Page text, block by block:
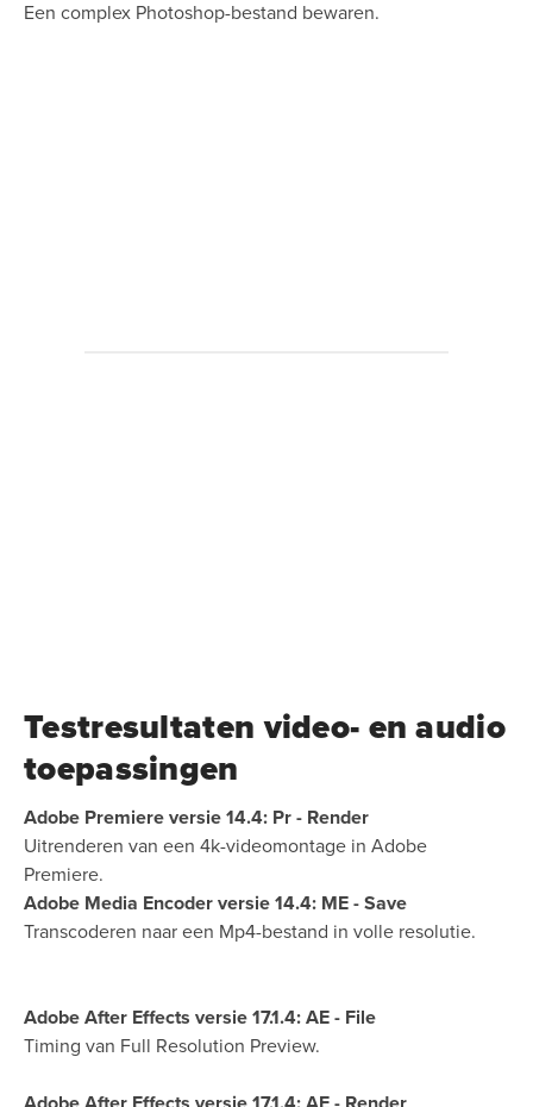
Een complex Photoshop-bestand bewaren.
Testresultaten video- en audio
toepassingen
Adobe Premiere versie 14.4: Pr - Render
Uitrenderen van een 4k-videomontage in Adobe
Premiere.
Adobe Media Encoder versie 14.4: ME - Save
Transcoderen naar een Mp4-bestand in volle resolutie.
Adobe After Effects versie 17.1.4: AE - File
Timing van Full Resolution Preview.